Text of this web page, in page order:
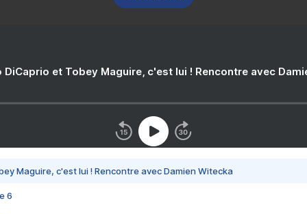
DiCaprio et Tobey Maguire, c'est lui ! Rencontre avec
Maguire, c'est lui ! Rencontre avec Damien Witecka
6